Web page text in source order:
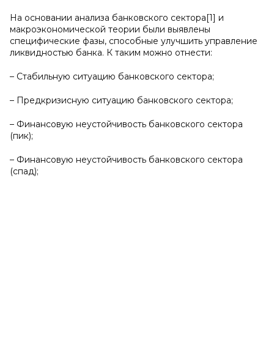
На основании анализа банковского сектора[1] и
макроэкономической теории были выявлены
специфические фазы, способные улучшить управление
ликвидностью банка. К таким можно отнести:
– Стабильную ситуацию банковского сектора;
– Предкризисную ситуацию банковского сектора;
– Финансовую неустойчивость банковского сектора
(пик);
– Финансовую неустойчивость банковского сектора
(спад);